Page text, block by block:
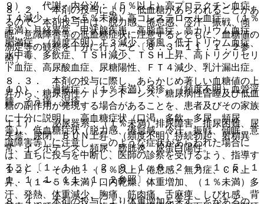
８．２． 本剤の投与により、低血糖があらわれることがあ
るので、本剤投与中は、脱力感、倦怠感、冷汗、振戦、傾
眠、意識障害等の低血糖症状に注意するとともに、血糖値の
測定等の観察を十分に行うこと〔８．３、１１．１．２参
照〕。
８．３． 本剤の投与に際し、あらかじめ著しい血糖値の上
昇から、糖尿病性ケトアシドーシス、糖尿病性昏睡及び低血
糖の副作用が発現する場合があることを、患者及びその家族
に十分に説明し、高血糖症状（口渇、多飲、多尿、頻尿
等）、低血糖症状（脱力感、倦怠感、冷汗、振戦、傾眠、意
識障害等）に注意し、このような症状があらわれた場合に
は、直ちに投与を中断し、医師の診察を受けるよう、指導す
ること〔１．１、１．２、８．１、８．２、９．１．５、１
１．１．１、１１．１．２参照〕。
８．４． 本剤の投与により体重増加を来すことがあるの
９）． 代謝・内分泌：（５％以上）高プロラクチン血症、
Ｔ４減少、（１〜５％未満）高コレステロール血症、（１％
未満）月経異常、甲状腺疾患、高脂血症、高カリウム血症、
肥満症、（頻度不明）Ｔ３減少、痛風、低ナトリウム血症、
水中毒、多飲症、ＴＳＨ減少、ＴＳＨ上昇、高トリグリセリ
ド血症、高尿酸血症、尿糖陽性、ＦＴ４減少、乳汁漏出症。
１０）． 過敏症：（１％未満）発疹、（頻度不明）血管浮
腫、そう痒、湿疹。
１１）． 泌尿器系：（１％未満）排尿障害、排尿困難、尿
失禁、尿閉、ＢＵＮ上昇、（頻度不明）持続勃起、射精異
常、インポテンス、頻尿、膀胱炎、尿蛋白陽性。
１２）． その他：（５％以上）倦怠感、無力症、ＣＫ上
昇、（１〜５％未満）口内乾燥、体重増加、（１％未満）多
汗、発熱、体重減少、胸痛、筋肉痛、舌麻痺、しびれ感、背